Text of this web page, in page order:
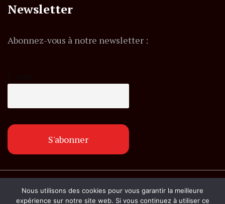
Newsletter
Abonnez-vous à notre newsletter :
© Copyright lemagazineinfo.fr. Tous droits
réservés.
Nous utilisons des cookies pour vous garantir la meilleure
expérience sur notre site web. Si vous continuez à utiliser ce